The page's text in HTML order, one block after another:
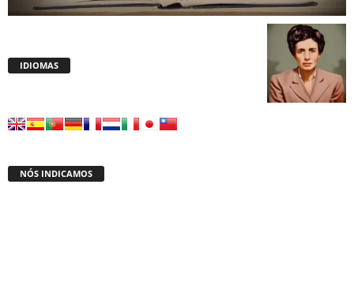
IDIOMAS
NÓS INDICAMOS